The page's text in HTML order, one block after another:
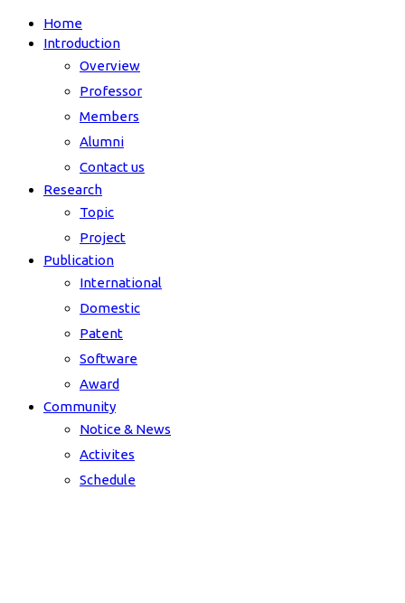
Home
Introduction
Overview
Professor
Members
Alumni
Contact us
Research
Topic
Project
Publication
International
Domestic
Patent
Software
Award
Community
Notice & News
Activites
Schedule